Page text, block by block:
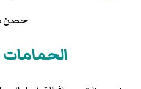
حصن
الحمامات